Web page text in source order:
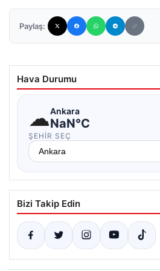
Paylaş:
Hava Durumu
☁Ankara
NaN°C
ŞEHIR SEÇ
Bizi Takip Edin